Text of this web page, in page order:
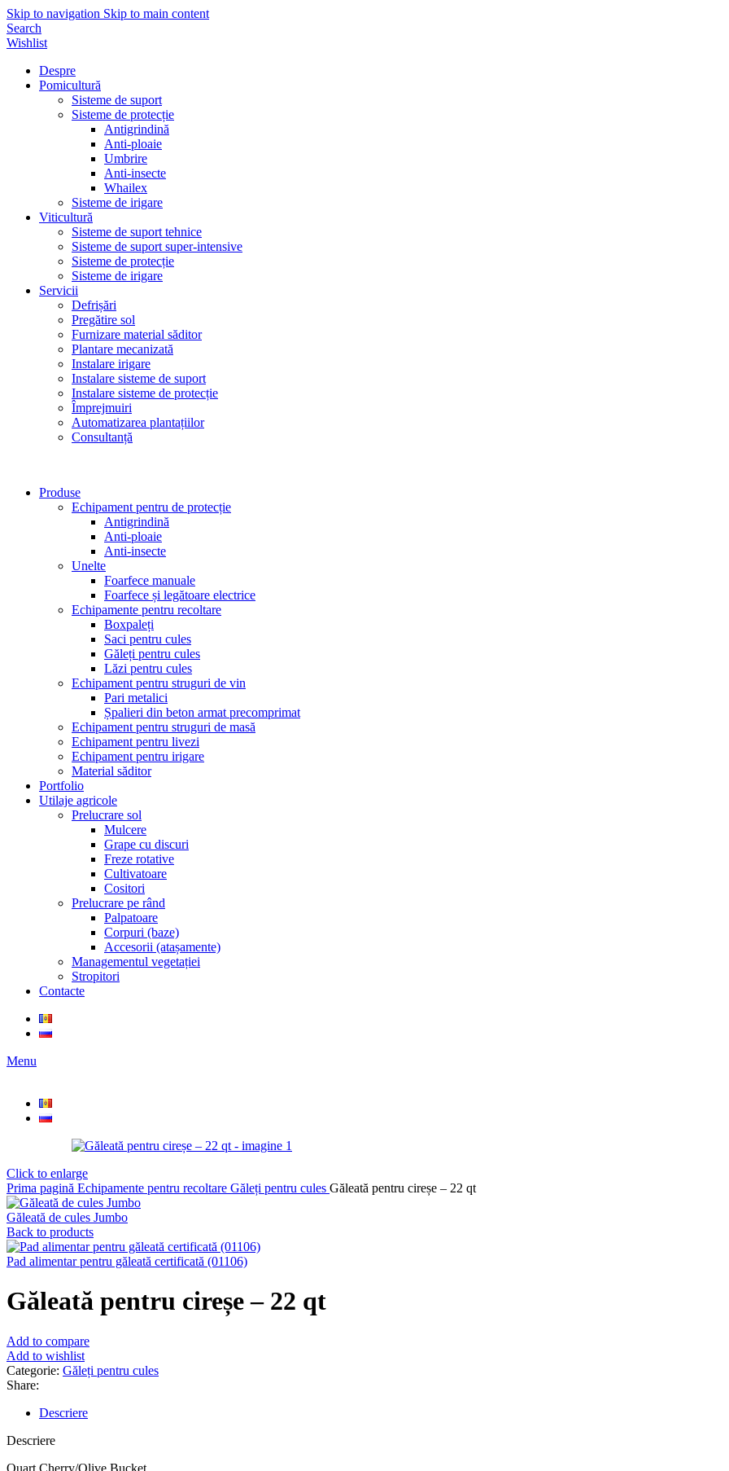
Skip to navigation Skip to main content
Search
Wishlist
Despre
Pomicultură
Sisteme de suport
Sisteme de protecție
Antigrindină
Anti-ploaie
Umbrire
Anti-insecte
Whailex
Sisteme de irigare
Viticultură
Sisteme de suport tehnice
Sisteme de suport super-intensive
Sisteme de protecție
Sisteme de irigare
Servicii
Defrișări
Pregătire sol
Furnizare material săditor
Plantare mecanizată
Instalare irigare
Instalare sisteme de suport
Instalare sisteme de protecție
Împrejmuiri
Automatizarea plantațiilor
Consultanță
Produse
Echipament pentru de protecție
Antigrindină
Anti-ploaie
Anti-insecte
Unelte
Foarfece manuale
Foarfece și legătoare electrice
Echipamente pentru recoltare
Boxpaleți
Saci pentru cules
Găleți pentru cules
Lăzi pentru cules
Echipament pentru struguri de vin
Pari metalici
Șpalieri din beton armat precomprimat
Echipament pentru struguri de masă
Echipament pentru livezi
Echipament pentru irigare
Material săditor
Portfolio
Utilaje agricole
Prelucrare sol
Mulcere
Grape cu discuri
Freze rotative
Cultivatoare
Cositori
Prelucrare pe rând
Palpatoare
Corpuri (baze)
Accesorii (atașamente)
Managementul vegetației
Stropitori
Contacte
Menu
Click to enlarge
Prima pagină Echipamente pentru recoltare Găleți pentru cules Găleată pentru cireșe – 22 qt
Găleată de cules Jumbo
Back to products
Pad alimentar pentru găleată certificată (01106)
Găleată pentru cireșe – 22 qt
Add to compare
Add to wishlist
Categorie: Găleți pentru cules
Share:
Descriere
Descriere
Quart Cherry/Olive Bucket